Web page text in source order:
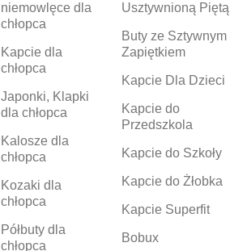
niemowlęce dla
chłopca
Kapcie dla
chłopca
Japonki, Klapki
dla chłopca
Kalosze dla
chłopca
Kozaki dla
chłopca
Półbuty dla
chłopca
Usztywnioną Piętą
Buty ze Sztywnym
Zapiętkiem
Kapcie Dla Dzieci
Kapcie do
Przedszkola
Kapcie do Szkoły
Kapcie do Żłobka
Kapcie Superfit
Bobux